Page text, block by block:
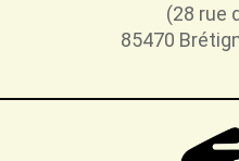
(28 rue
85470